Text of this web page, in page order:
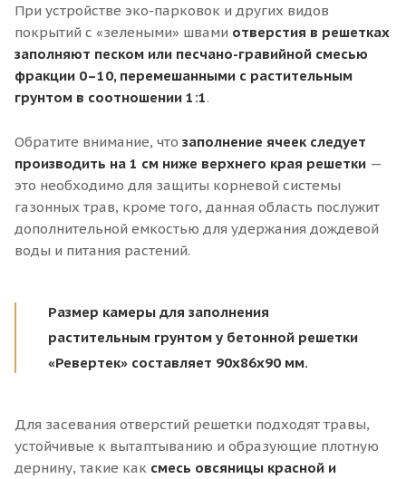
При устройстве эко-парковок и других видов
покрытий с «зелеными» швами отверстия в решетках
заполняют песком или песчано-гравийной смесью
фракции 0–10, перемешанными с растительным
грунтом в соотношении 1:1.
Обратите внимание, что заполнение ячеек следует
производить на 1 см ниже верхнего края решетки —
это необходимо для защиты корневой системы
газонных трав, кроме того, данная область послужит
дополнительной емкостью для удержания дождевой
воды и питания растений.
Размер камеры для заполнения
растительным грунтом у бетонной решетки
«Ревертек» составляет 90х86х90 мм.
Для засевания отверстий решетки подходят травы,
устойчивые к вытаптыванию и образующие плотную
дернину, такие как смесь овсяницы красной и